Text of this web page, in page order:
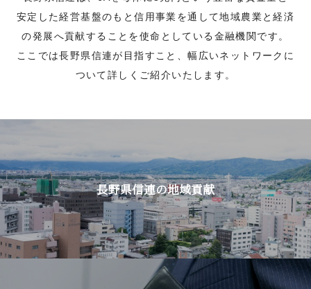
安定した経営基盤のもと信用事業を通して地域農業と経済
の発展へ貢献することを使命としている金融機関です。
ここでは長野県信連が目指すこと、幅広いネットワークに
ついて詳しくご紹介いたします。
長野県信連の地域貢献